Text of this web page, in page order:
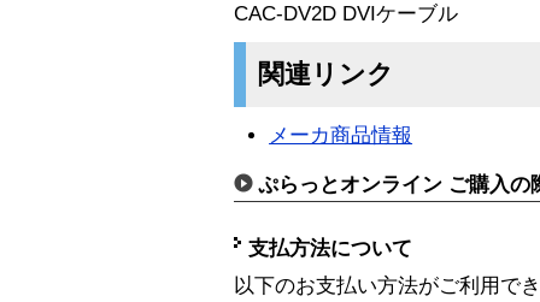
CAC-DV2D DVIケーブル
関連リンク
メーカ商品情報
ぷらっとオンライン ご購入の
支払方法について
以下のお支払い方法がご利用で